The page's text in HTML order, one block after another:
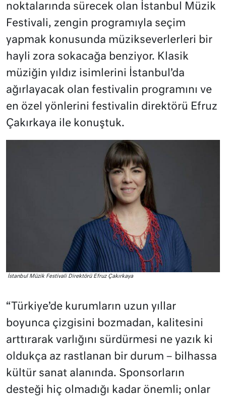
noktalarında sürecek olan İstanbul Müzik
Festivali, zengin programıyla seçim
yapmak konusunda müzikseverlerleri bir
hayli zora sokacağa benziyor. Klasik
müziğin yıldız isimlerini İstanbul’da
ağırlayacak olan festivalin programını ve
en özel yönlerini festivalin direktörü Efruz
Çakırkaya ile konuştuk.
İstanbul Müzik Festivali Direktörü Efruz Çakırkaya
“Türkiye’de kurumların uzun yıllar
boyunca çizgisini bozmadan, kalitesini
arttırarak varlığını sürdürmesi ne yazık ki
oldukça az rastlanan bir durum – bilhassa
kültür sanat alanında. Sponsorların
desteği hiç olmadığı kadar önemli; onlar